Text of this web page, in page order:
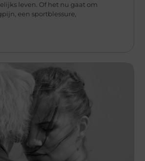
leven. Of het nu gaat om
een sportblessure,